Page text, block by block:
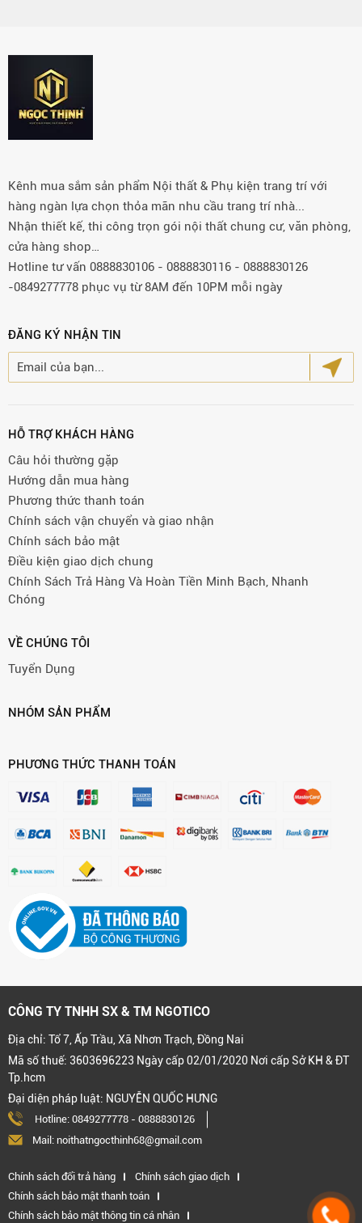
Kênh mua sắm sản phẩm Nội thất & Phụ kiện trang trí với
hàng ngàn lựa chọn thỏa mãn nhu cầu trang trí nhà...
Nhận thiết kế, thi công trọn gói nội thất chung cư, văn phòng,
cửa hàng shop…
Hotline tư vấn 0888830106 - 0888830116 - 0888830126
-0849277778 phục vụ từ 8AM đến 10PM mỗi ngày
ĐĂNG KÝ NHẬN TIN
HỖ TRỢ KHÁCH HÀNG
Câu hỏi thường gặp
Hướng dẫn mua hàng
Phương thức thanh toán
Chính sách vận chuyển và giao nhận
Chính sách bảo mật
Điều kiện giao dịch chung
Chính Sách Trả Hàng Và Hoàn Tiền Minh Bạch, Nhanh
Chóng
VỀ CHÚNG TÔI
Tuyển Dụng
NHÓM SẢN PHẨM
PHƯƠNG THỨC THANH TOÁN
CÔNG TY TNHH SX & TM NGOTICO
Địa chỉ: Tổ 7, Ấp Trầu, Xã Nhơn Trạch, Đồng Nai
Mã số thuế: 3603696223 Ngày cấp 02/01/2020 Nơi cấp Sở KH & ĐT
Tp.hcm
Đại diện pháp luật: NGUYỄN QUỐC HƯNG
Hotline: 0849277778 - 0888830126
Mail: noithatngocthinh68@gmail.com
Chính sách đổi trả hàng
Chính sách giao dịch
Chính sách bảo mật thanh toán
Chính sách bảo mật thông tin cá nhân